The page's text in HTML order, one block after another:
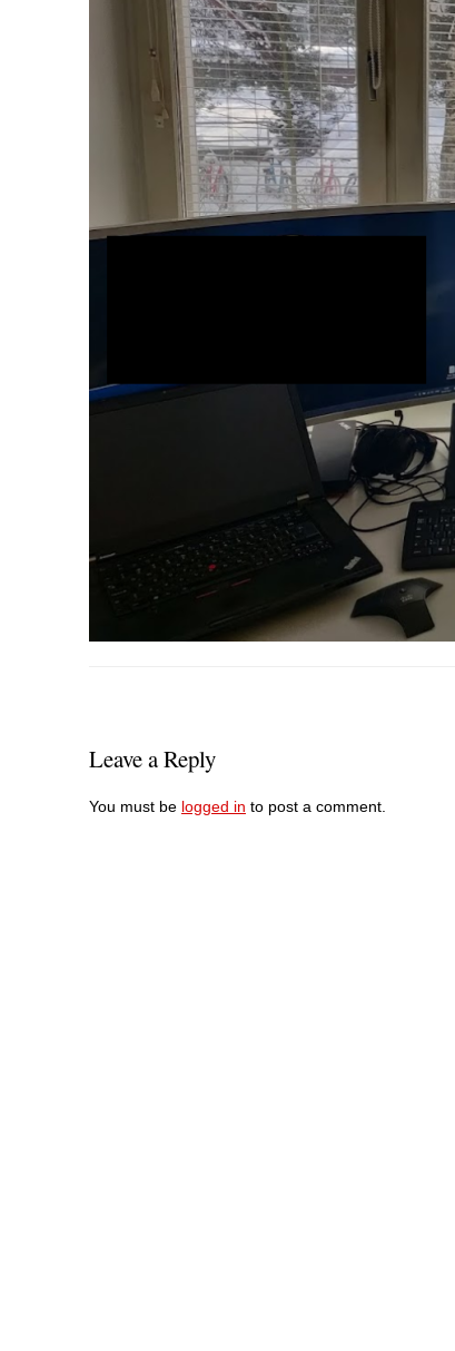
Leave a Reply
You must be logged in to post a comment.